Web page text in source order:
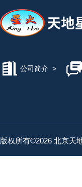
公司简介 >
版权所有©2026 北京天